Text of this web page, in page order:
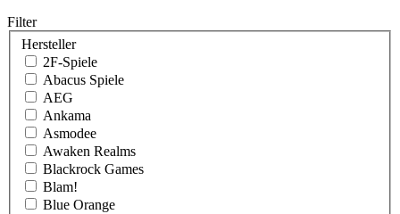
Filter
Hersteller
2F-Spiele
Abacus Spiele
AEG
Ankama
Asmodee
Awaken Realms
Blackrock Games
Blam!
Blue Orange